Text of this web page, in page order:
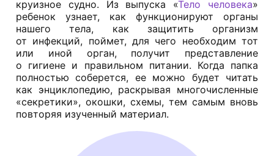
круизное судно. Из выпуска «Тело человека»
ребенок узнает, как функционируют органы
нашего тела, как защитить организм
от инфекций, поймет, для чего необходим тот
или иной орган, получит представление
о гигиене и правильном питании. Когда папка
полностью соберется, ее можно будет читать
как энциклопедию, раскрывая многочисленные
«секретики», окошки, схемы, тем самым вновь
повторяя изученный материал.